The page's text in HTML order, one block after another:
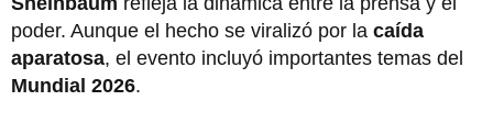
poder. Aunque el hecho se viralizó por la caída
aparatosa, el evento incluyó importantes temas del
Mundial 2026.